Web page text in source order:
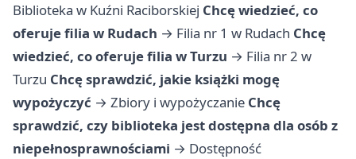
Biblioteka w Kuźni Raciborskiej Chcę wiedzieć, co
oferuje filia w Rudach → Filia nr 1 w Rudach Chcę
wiedzieć, co oferuje filia w Turzu → Filia nr 2 w
Turzu Chcę sprawdzić, jakie książki mogę
wypożyczyć → Zbiory i wypożyczanie Chcę
sprawdzić, czy biblioteka jest dostępna dla osób z
niepełnosprawnościami → Dostępność